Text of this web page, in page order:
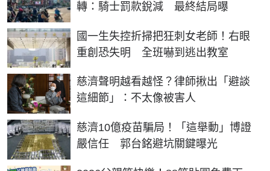
轉：騎士罰款銳減 最終結局曝
國一生失控折掃把狂刺女老師！右眼
重創恐失明 全班嚇到逃出教室
慈濟聲明越看越怪？律師揪出「避談
這細節」：不太像被害人
慈濟10億疫苗騙局！「這舉動」博證
嚴信任 郭台銘避坑關鍵曝光